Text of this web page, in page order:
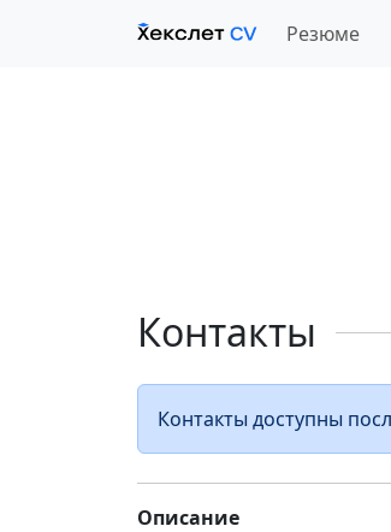
Резюме
Контакты
Контакты доступны
Описание